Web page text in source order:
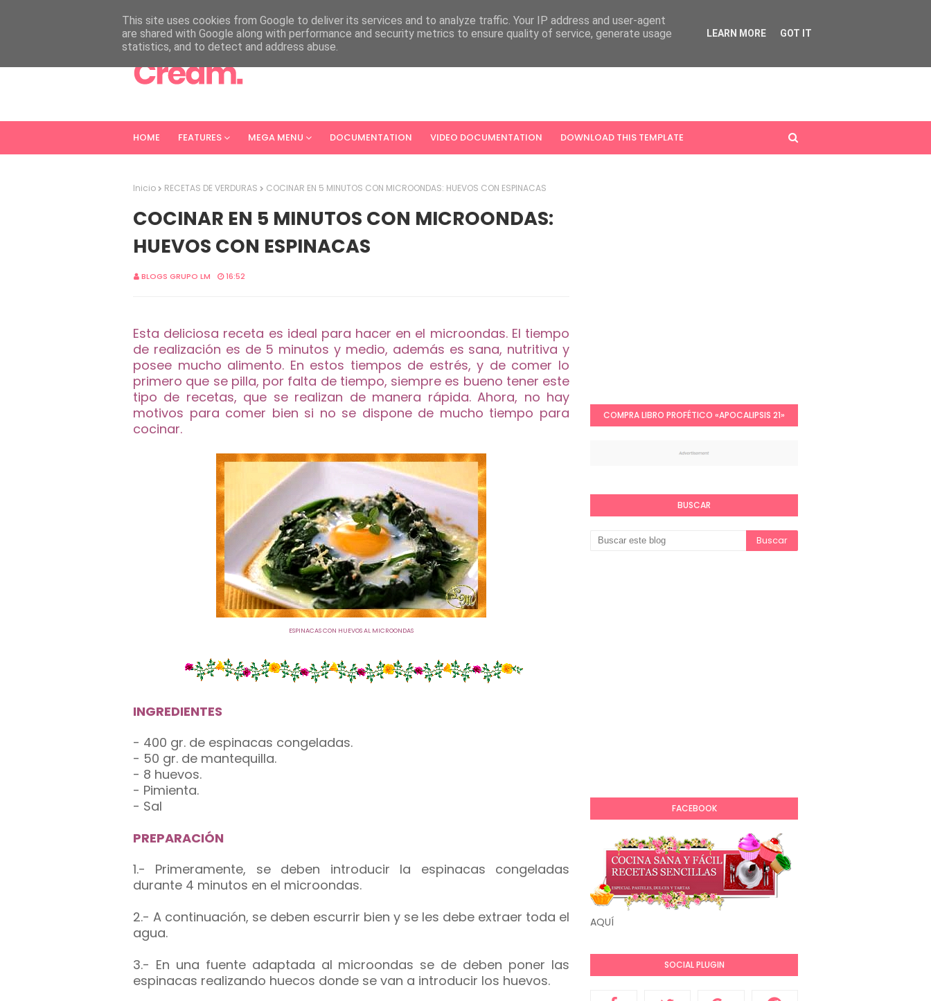
HOME FEATURES MEGA MENU DOCUMENTATION VIDEO DOCUMENTATION DOWNLOAD THIS TEMPLATE
Inicio RECETAS DE VERDURAS COCINAR EN 5 MINUTOS CON MICROONDAS: HUEVOS CON ESPINACAS
COCINAR EN 5 MINUTOS CON MICROONDAS:
HUEVOS CON ESPINACAS
BLOGS GRUPO LM 16:52
Esta deliciosa receta es ideal para hacer en el microondas. El tiempo
de realización es de 5 minutos y medio, además es sana, nutritiva y
posee mucho alimento. En estos tiempos de estrés, y de comer lo
primero que se pilla, por falta de tiempo, siempre es bueno tener este
tipo de recetas, que se realizan de manera rápida. Ahora, no hay
motivos para comer bien si no se dispone de mucho tiempo para
cocinar.
ESPINACAS CON HUEVOS AL MICROONDAS
INGREDIENTES
- 400 gr. de espinacas congeladas.
- 50 gr. de mantequilla.
- 8 huevos.
- Pimienta.
- Sal
PREPARACIÓN
1.- Primeramente, se deben introducir la espinacas congeladas
durante 4 minutos en el microondas.
2.- A continuación, se deben escurrir bien y se les debe extraer toda el
agua.
3.- En una fuente adaptada al microondas se de deben poner las
espinacas realizando huecos donde se van a introducir los huevos.
COMPRA LIBRO PROFÉTICO «APOCALIPSIS 21»
BUSCAR
FACEBOOK
AQUÍ
SOCIAL PLUGIN
This site uses cookies from Google to deliver its services and to analyze traffic. Your IP address and user-agent
are shared with Google along with performance and security metrics to ensure quality of service, generate usage
statistics, and to detect and address abuse.
LEARN MORE GOT IT